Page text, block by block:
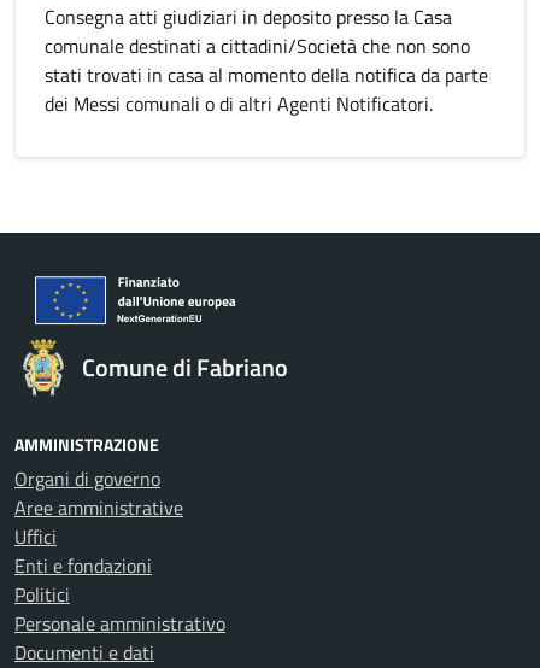
Consegna atti giudiziari in deposito presso la Casa
comunale destinati a cittadini/Società che non sono
stati trovati in casa al momento della notifica da parte
dei Messi comunali o di altri Agenti Notificatori.
Comune di Fabriano
AMMINISTRAZIONE
Organi di governo
Aree amministrative
Uffici
Enti e fondazioni
Politici
Personale amministrativo
Documenti e dati